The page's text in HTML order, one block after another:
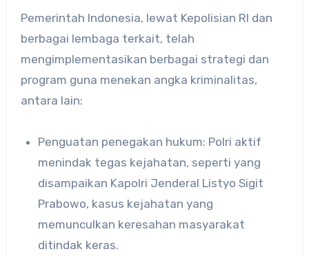
Pemerintah Indonesia, lewat Kepolisian RI dan
berbagai lembaga terkait, telah
mengimplementasikan berbagai strategi dan
program guna menekan angka kriminalitas,
antara lain:
Penguatan penegakan hukum: Polri aktif
menindak tegas kejahatan, seperti yang
disampaikan Kapolri Jenderal Listyo Sigit
Prabowo, kasus kejahatan yang
memunculkan keresahan masyarakat
ditindak keras.